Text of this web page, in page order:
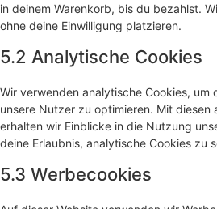
in deinem Warenkorb, bis du bezahlst.
ohne deine Einwilligung platzieren.
5.2 Analytische Cookies
Wir verwenden analytische Cookies, um
unsere Nutzer zu optimieren. Mit diesen
erhalten wir Einblicke in die Nutzung
deine Erlaubnis, analytische Cookies zu
5.3 Werbecookies